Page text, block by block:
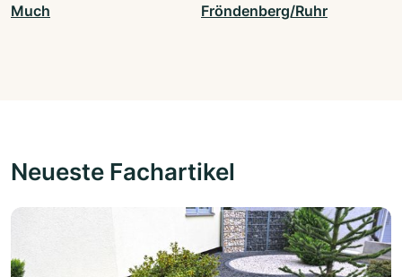
Much Fröndenberg/Ruhr
Neueste Fachartikel